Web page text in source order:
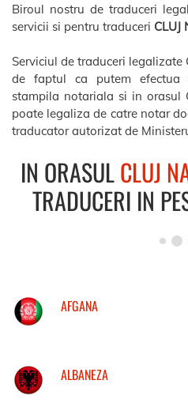
Biroul nostru de traduceri
servicii si pentru traduceri CLUJ
Serviciul de traduceri
de faptul ca putem efectua
stampila notariala si in orasul
poate legaliza de catre notar
traducator autorizat de
IN ORASULCLUJ
TRADUCERI IN
AFGANA
ALBANEZA